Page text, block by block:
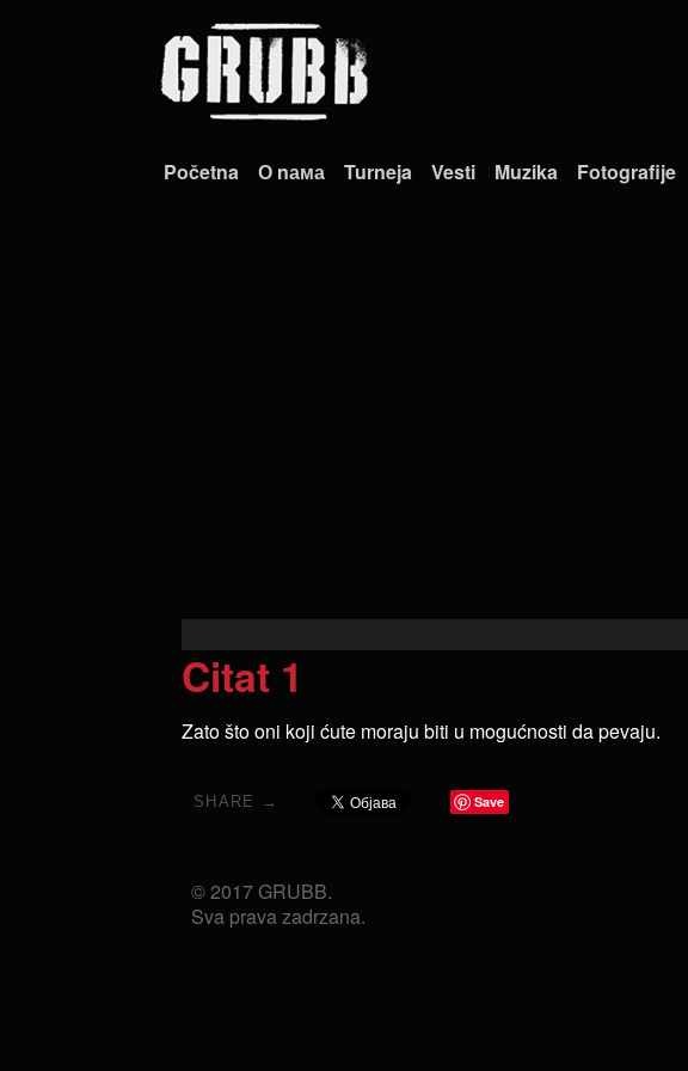
Početna О nама Turneja Vesti Muzika Fotografije
Citat 1
Zato što oni koji ćute moraju biti u mogućnosti da pevaju.
SHARE → Save
© 2017 GRUBB.
Sva prava zadrzana.